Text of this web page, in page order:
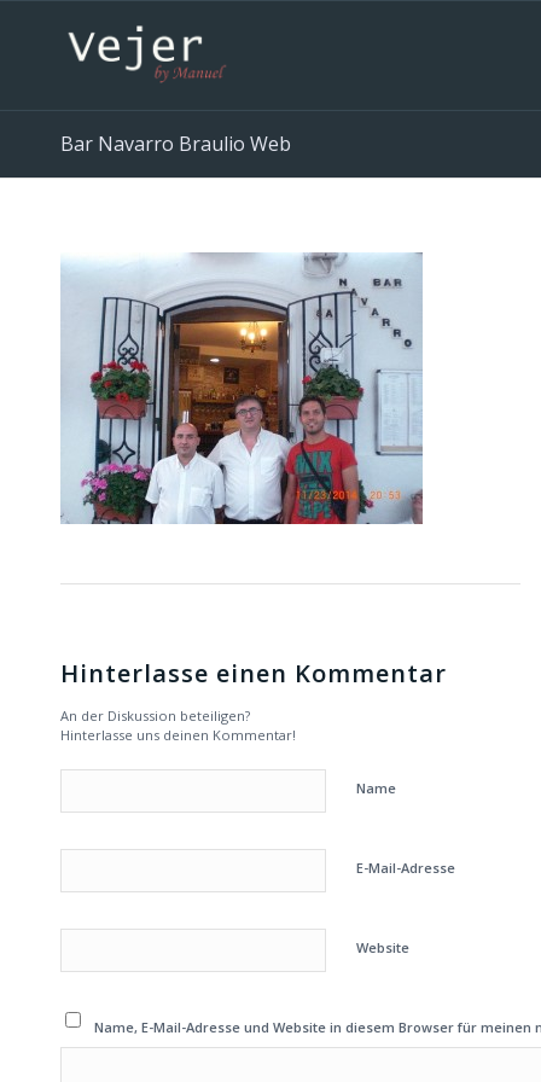
Bar Navarro Braulio Web
Hinterlasse einen Kommentar
An der Diskussion beteiligen?
Hinterlasse uns deinen Kommentar!
Name
E-Mail-Adresse
Website
Name, E-Mail-Adresse und Website in diesem Browser für